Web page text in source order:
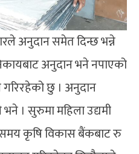
अनुदान समेत दिन्छ भन्ने
अनुदान भने नपाएको
छु । अनुदान
। सुरुमा महिला उद्यमी
कृषि विकास बैंकबाट रु